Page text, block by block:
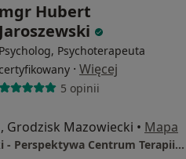
mgr Hubert
Jaroszewski
Psycholog, Psychoterapeuta
certyfikowany · Więcej
5 opinii
Grodzisk Mazowiecki • Mapa
Hubert Jaroszewski ­- Perspektywa Centrum Terapii i Diagnozy